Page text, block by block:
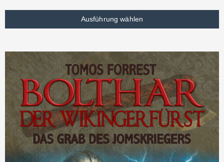
Ausführung wählen